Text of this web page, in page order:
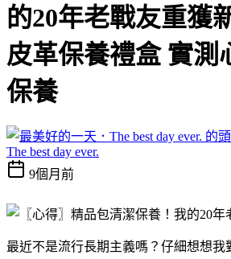
的20年老戰友重獲
皮革保養禮盒 實測
保養
The best day ever.
9個月前
最近不是流行長期主義嗎？仔細想想我